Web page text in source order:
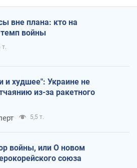
вне плана: кто на
войны
худшее": Украине не
из-за ракетного
5,5 т.
войны, или О новом
союза